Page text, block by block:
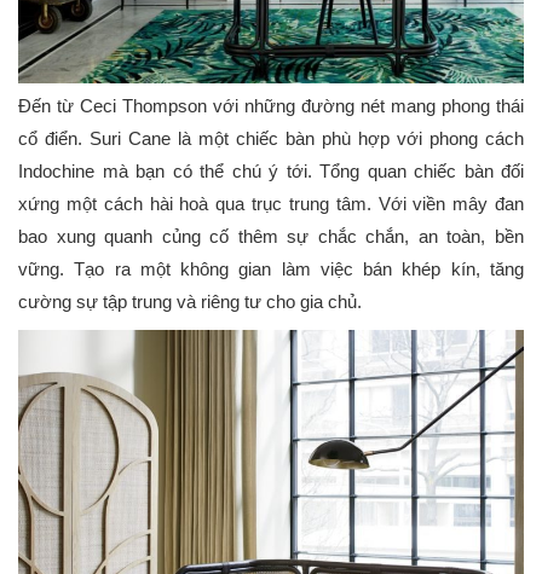
Đến từ Ceci Thompson với những đường nét mang phong thái
cổ điển. Suri Cane là một chiếc bàn phù hợp với phong cách
Indochine mà bạn có thể chú ý tới. Tổng quan chiếc bàn đối
xứng một cách hài hoà qua trục trung tâm. Với viền mây đan
bao xung quanh củng cố thêm sự chắc chắn, an toàn, bền
vững. Tạo ra một không gian làm việc bán khép kín, tăng
cường sự tập trung và riêng tư cho gia chủ.